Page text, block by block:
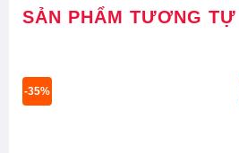
SẢN PHẨM TƯƠNG TỰ
-35%